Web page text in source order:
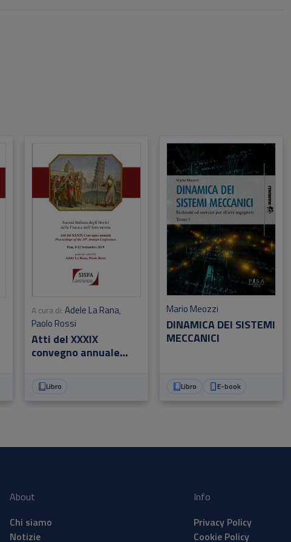
Atti del XXXIX
convegno annuale
A cura di: Adele La Rana,
Paolo Rossi
Libro
DINAMICA DEI SISTEMI
MECCANICI
Mario Meozzi
Libro E-book
About
Chi siamo
Notizie
Info
Privacy Policy
Cookie Policy